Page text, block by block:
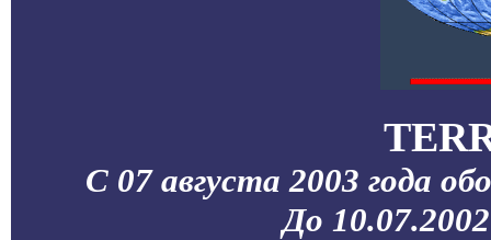
С 07 августа 2003 года
До